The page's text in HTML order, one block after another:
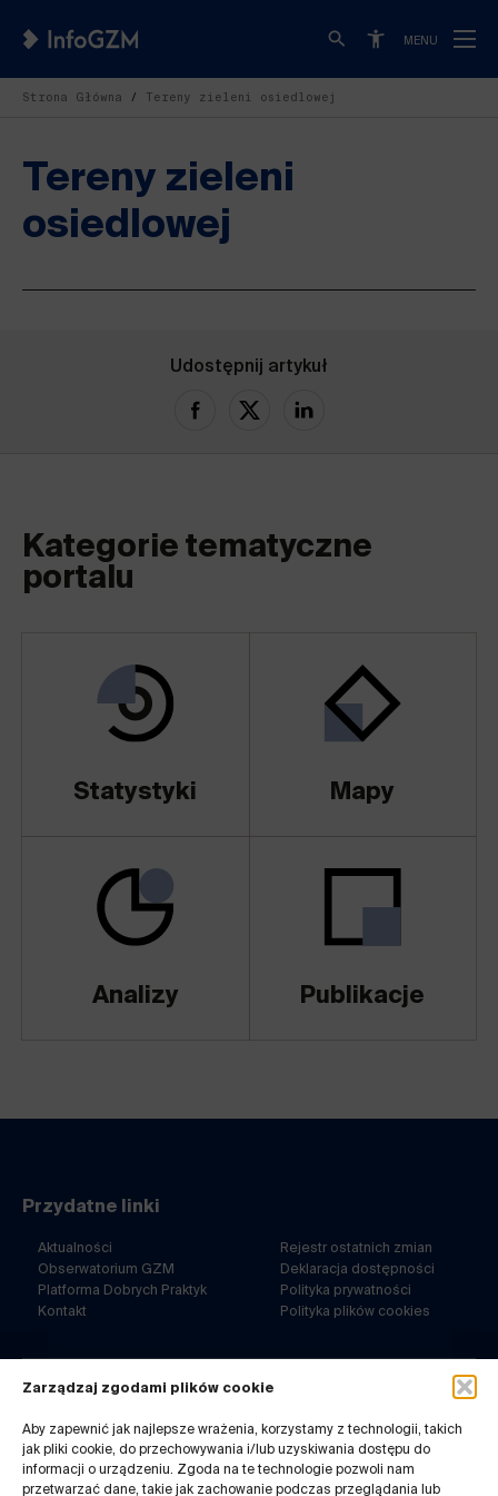
Zarządzaj zgodami plików cookie
Aby zapewnić jak najlepsze wrażenia, korzystamy z technologii, takich
jak pliki cookie, do przechowywania i/lub uzyskiwania dostępu do
informacji o urządzeniu. Zgoda na te technologie pozwoli nam
przetwarzać dane, takie jak zachowanie podczas przeglądania lub
MENU
Strona Główna Tereny zieleni osiedlowej
Tereny zieleni
osiedlowej
Udostępnij artykuł
Kategorie tematyczne
portalu
Statystyki Mapy
Analizy Publikacje
40-053 Katowice
32 7180-767
pn-pt. 8-14
Przydatne linki
Aktualności
Obserwatorium GZM
Platforma Dobrych Praktyk
Kontakt
Rejestr ostatnich zmian
Deklaracja dostępności
Polityka prywatności
Polityka plików cookies